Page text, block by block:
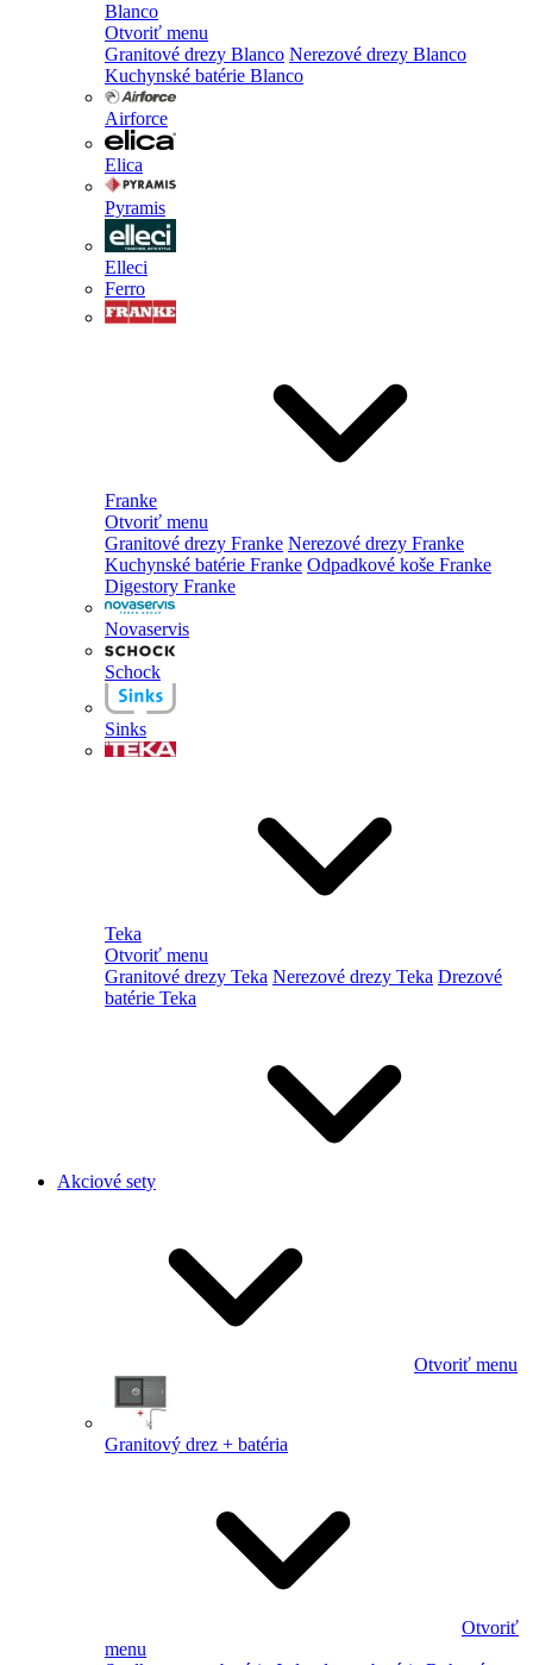
Blanco
Otvoriť menu
Granitové drezy Blanco Nerezové drezy Blanco
Kuchynské batérie Blanco
Airforce
Elica
Pyramis
Elleci
Ferro
Franke
Otvoriť menu
Granitové drezy Franke Nerezové drezy Franke
Kuchynské batérie Franke Odpadkové koše Franke
Digestory Franke
Novaservis
Schock
Sinks
Teka
Otvoriť menu
Granitové drezy Teka Nerezové drezy Teka Drezové
batérie Teka
Akciové sety
Otvoriť menu
Granitový drez + batéria
Otvoriť
menu